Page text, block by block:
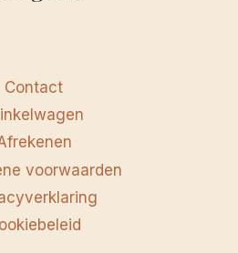
Contact
voorwaarden